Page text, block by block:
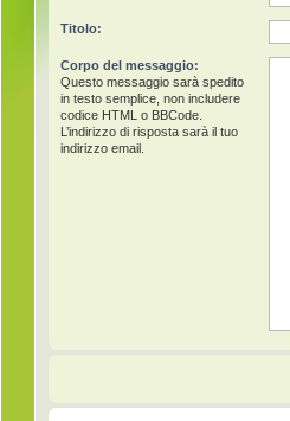
Titolo:
Corpo del messaggio:
Questo messaggio sarà spedito
in testo semplice, non includere
codice HTML o BBCode.
L’indirizzo di risposta sarà il tuo
indirizzo email.